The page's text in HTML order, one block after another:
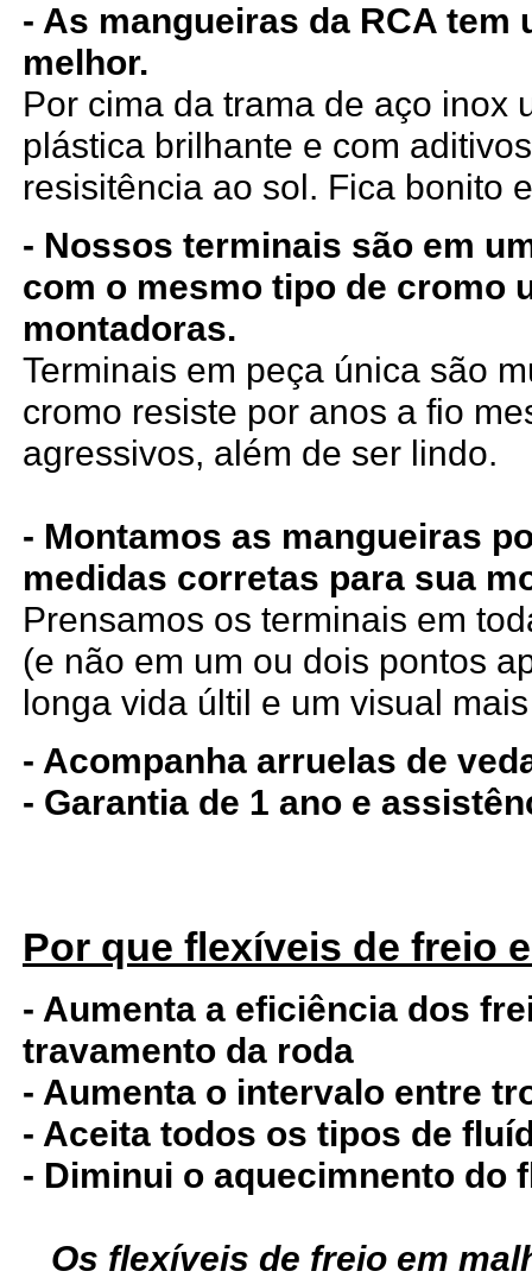
- As mangueiras da RCA tem
melhor.
Por cima da trama de aço inox
plástica brilhante e com
resisitência ao sol. Fica bonito
- Nossos terminais são em
com o mesmo tipo de cromo
montadoras.
Terminais em peça única são
cromo resiste por anos a fio
agressivos, além de ser lindo.
- Montamos as mangueiras
medidas corretas para sua
Prensamos os terminais em
(e não em um ou dois pontos
longa vida últil e um visual
- Acompanha arruelas de
- Garantia de 1 ano e
Por que flexíveis de freio
- Aumenta a eficiência dos
travamento da roda
- Aumenta o intervalo entre
- Aceita todos os tipos de
- Diminui o aquecimnento do
Os flexíveis de freio em